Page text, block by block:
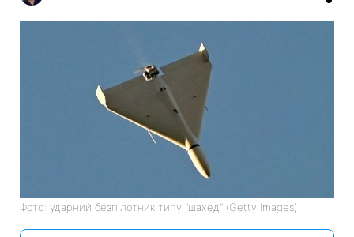
Фото: ударний безпілотник типу "шахед" (Getty Images)